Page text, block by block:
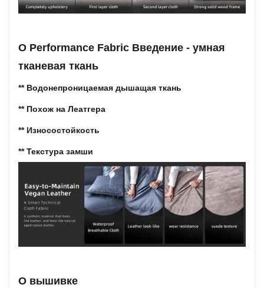
О Performance Fabric Введение - умная
тканевая ткань
** Водонепроницаемая дышащая ткань
** Похож на Леатгера
** Износостойкость
** Текстура замши
О вышивке